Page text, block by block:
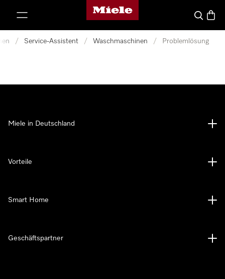
Miele-Homepage
Suche
/ Service-Assistent / Waschmaschinen / Problemlösung
Miele in Deutschland
Vorteile
Smart Home
Geschäftspartner